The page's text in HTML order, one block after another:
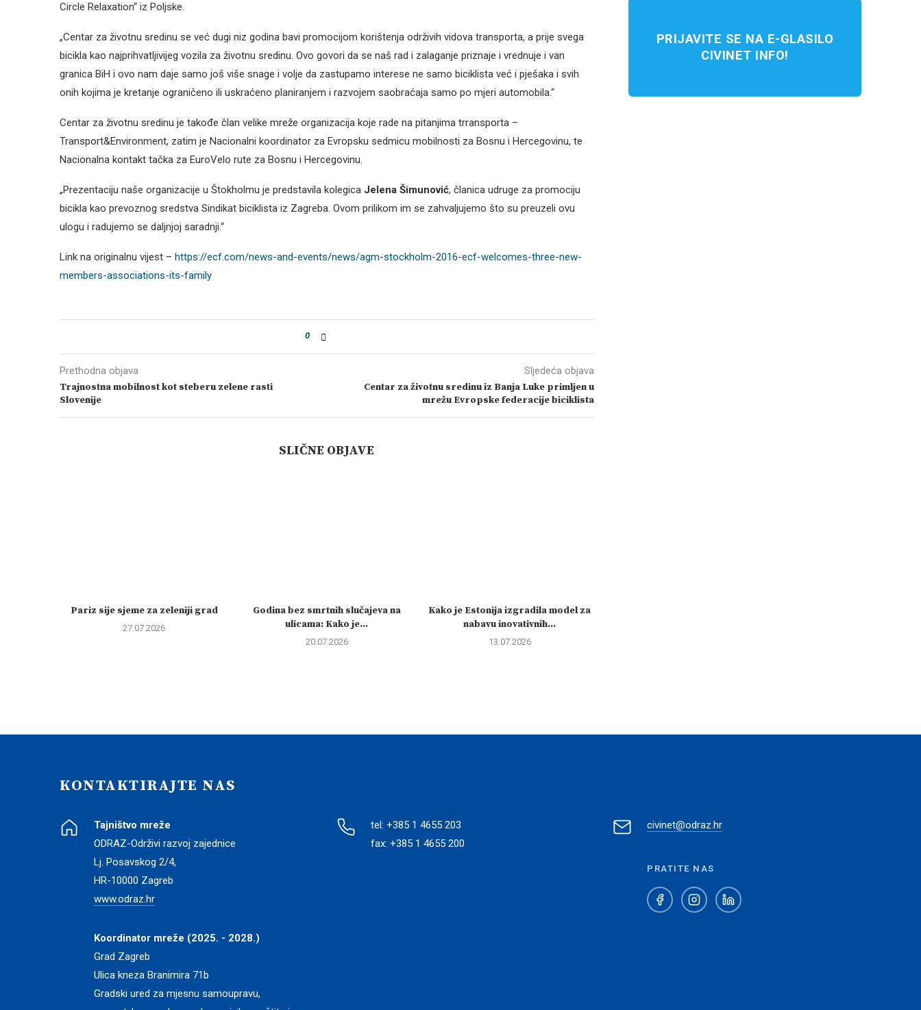
Circle Relaxation“ iz Poljske.
„Centar za životnu sredinu se već dugi niz godina bavi promocijom korištenja održivih vidova transporta, a prije svega
bicikla kao najprihvatljivijeg vozila za životnu sredinu. Ovo govori da se naš rad i zalaganje priznaje i vrednuje i van
granica BiH i ovo nam daje samo još više snage i volje da zastupamo interese ne samo biciklista već i pješaka i svih
onih kojima je kretanje ograničeno ili uskraćeno planiranjem i razvojem saobraćaja samo po mjeri automobila.“
Centar za životnu sredinu je takođe član velike mreže organizacija koje rade na pitanjima trransporta –
Transport&Environment, zatim je Nacionalni koordinator za Evropsku sedmicu mobilnosti za Bosnu i Hercegovinu, te
Nacionalna kontakt tačka za EuroVelo rute za Bosnu i Hercegovinu.
„Prezentaciju naše organizacije u Štokholmu je predstavila kolegica Jelena Šimunović, članica udruge za promociju
bicikla kao prevoznog sredstva Sindikat biciklista iz Zagreba. Ovom prilikom im se zahvaljujemo što su preuzeli ovu
ulogu i radujemo se daljnjoj saradnji.“
Link na originalnu vijest – https://ecf.com/news-and-events/news/agm-stockholm-2016-ecf-welcomes-three-new-
members-associations-its-family
0
Prethodna objava
Trajnostna mobilnost kot steberu zelene rasti
Slovenije
Sljedeća objava
Centar za životnu sredinu iz Banja Luke primljen u
mrežu Evropske federacije biciklista
SLIČNE OBJAVE
Pariz sije sjeme za zeleniji grad
27.07.2026
Godina bez smrtnih slučajeva na
ulicama: Kako je...
20.07.2026
Kako je Estonija izgradila model za
nabavu inovativnih...
13.07.2026
PRIJAVITE SE NA E-GLASILO
CIVINET INFO!
KONTAKTIRAJTE NAS
Tajništvo mreže
ODRAZ-Održivi razvoj zajednice
Lj. Posavskog 2/4,
HR-10000 Zagreb
www.odraz.hr
Koordinator mreže (2025. - 2028.)
Grad Zagreb
Ulica kneza Branimira 71b
Gradski ured za mjesnu samoupravu,
tel: +385 1 4655 203
fax: +385 1 4655 200
civinet@odraz.hr
PRATITE NAS